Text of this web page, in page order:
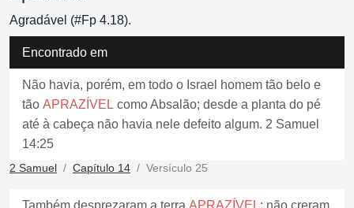
Agradável (#Fp 4.18).
Encontrado em
Não havia, porém, em todo o Israel homem tão belo e
tão APRAZÍVEL como Absalão; desde a planta do pé
até à cabeça não havia nele defeito algum. 2 Samuel
14:25
2 Samuel Capítulo 14 Versículo 25
Também desprezaram a terra APRAZÍVEL; não creram